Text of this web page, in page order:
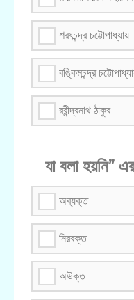
শরৎচন্দ্র চট্টোপাধ্যায়
বঙ্কিমচন্দ্র
রবীন্দ্রনাথ ঠাকুর
যা বলা হয়নি”
অব্যক্ত
নিরবক্ত
অউক্ত